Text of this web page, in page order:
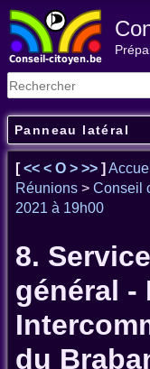
Panneau latéral
[<< < O > >> ]
Réunions > Conseil
2021 à 19h00
8.
général -
du